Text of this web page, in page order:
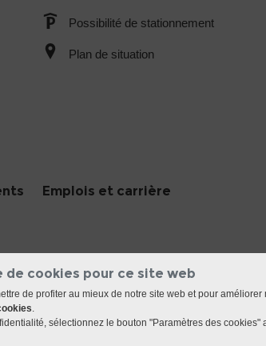
Possibilité de stationnement
Plan de situation
Emplois et carrière
cookies pour ce site web
de profiter au mieux de notre site web et pour
.
sélectionnez le bouton "Paramètres des